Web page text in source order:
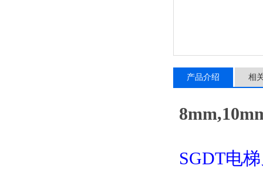
产品介绍 相
SGDT电